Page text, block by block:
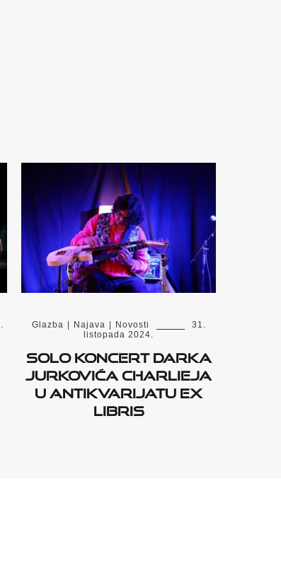
Glazba | Najava | Novosti
31.
listopada 2024.
Solo koncert Darka
Jurkovića Charlieja
u Antikvarijatu Ex
libris